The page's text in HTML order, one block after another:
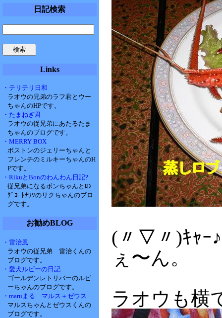
日記検索
Links
・テリテリ日和
ラオウの兄弟のラフ君とウー
ちゃんのHPです。
・たまねぎ君
ラオウの従兄弟にあたるたま
ちゃんのブログです。
・MERRY BOX
ボストンのジェリーちゃんと
フレンチのミルキーちゃんのH
Pです。
・RikuとBonのわんわん日記?
従兄弟になるボンちゃんとﾛﾝ
ｸﾞｺｰﾄﾁﾜﾜのリクちゃんのブロ
グです。
お勧めBLOG
・雷治風
ラオウの従兄弟 雷治くんの
ブログです。
・愛犬ルビーの日記
ゴールデンレトリバーのルビ
ーちゃんのブログです。
・maruまる マルス＋ゼウス
マルスちゃんとゼウスくんの
ブログです。
(〃▽〃)ｷｬｰ
ぇ〜ん。
ラオウも横